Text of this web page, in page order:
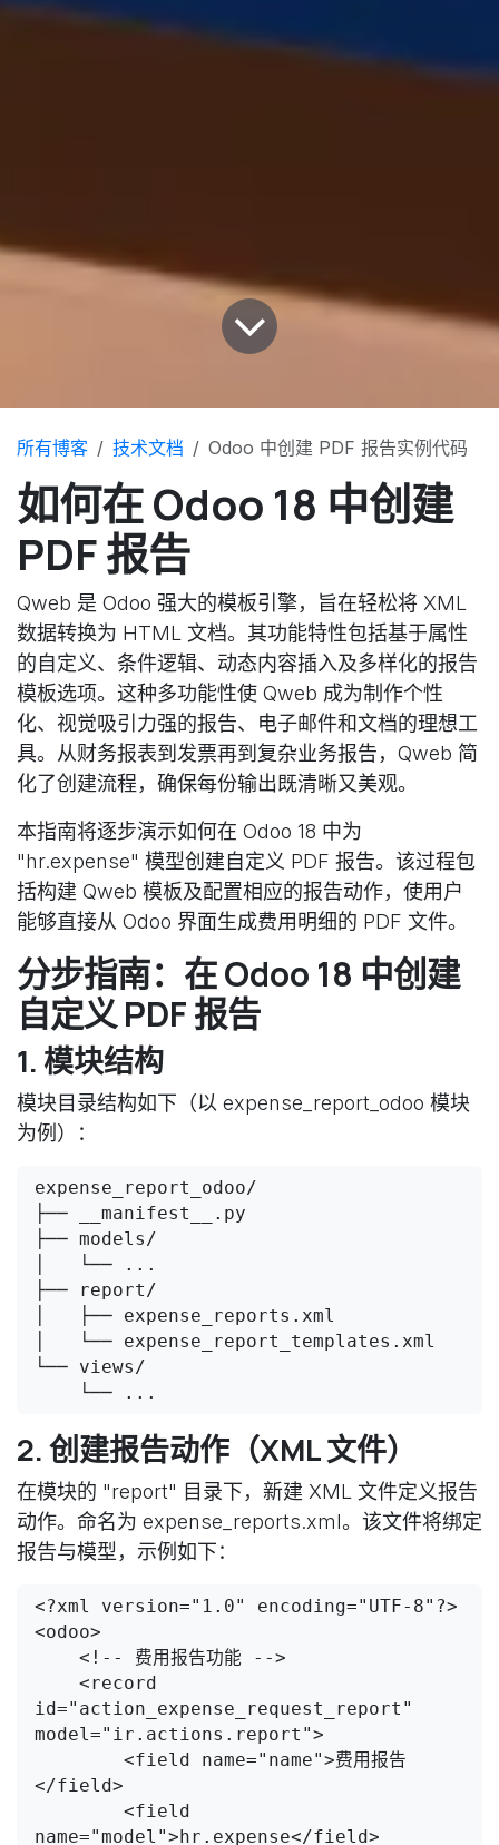
所有博客 技术文档 Odoo 中创建 PDF 报告实例代码
如何在 Odoo 18 中创建
PDF 报告
Qweb 是 Odoo 强大的模板引擎，旨在轻松将 XML
数据转换为 HTML 文档。其功能特性包括基于属性
的自定义、条件逻辑、动态内容插入及多样化的报告
模板选项。这种多功能性使 Qweb 成为制作个性
化、视觉吸引力强的报告、电子邮件和文档的理想工
具。从财务报表到发票再到复杂业务报告，Qweb 简
化了创建流程，确保每份输出既清晰又美观。
本指南将逐步演示如何在 Odoo 18 中为
"hr.expense" 模型创建自定义 PDF 报告。该过程包
括构建 Qweb 模板及配置相应的报告动作，使用户
能够直接从 Odoo 界面生成费用明细的 PDF 文件。
分步指南：在 Odoo 18 中创建
自定义 PDF 报告
1. 模块结构
模块目录结构如下（以 expense_report_odoo 模块
为例）：
expense_report_odoo/
├── __manifest__.py
├── models/
│   └── ...
├── report/
│   ├── expense_reports.xml
│   └── expense_report_templates.xml
└── views/
    └── ...
2. 创建报告动作（XML 文件）
在模块的 "report" 目录下，新建 XML 文件定义报告
动作。命名为 expense_reports.xml。该文件将绑定
报告与模型，示例如下：
<?xml version="1.0" encoding="UTF-8"?>
<odoo>
id="action_expense_request_report"
model="ir.actions.report">
</field>
name="model">hr.expense</field>